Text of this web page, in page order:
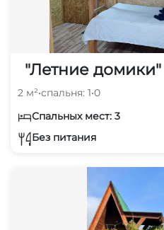
"Летние
2 м²•спальня: 1•0
Спальных мест: 3
Без питания